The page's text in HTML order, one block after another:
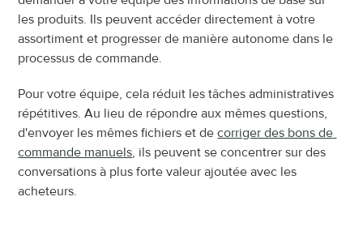
les produits. Ils peuvent accéder directement à votre
assortiment et progresser de manière autonome dans le
processus de commande.
Pour votre équipe, cela réduit les tâches administratives
répétitives. Au lieu de répondre aux mêmes questions,
d'envoyer les mêmes fichiers et de corriger des bons de
commande manuels, ils peuvent se concentrer sur des
conversations à plus forte valeur ajoutée avec les
acheteurs.